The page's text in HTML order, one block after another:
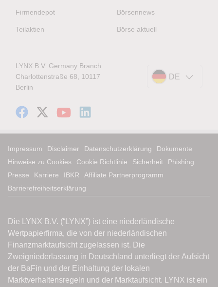
Firmendepot
Teilaktien
Börsennews
Börse aktuell
LYNX B.V. Germany Branch
Charlottenstraße 68, 10117
Berlin
DE
Impressum Disclaimer Datenschutzerklärung
Dokumente
Hinweise zu Cookies
Cookie Richtlinie Sicherheit
Phishing
Presse
Karriere IBKR
Affiliate Partnerprogramm
Barrierefreiheitserklärung